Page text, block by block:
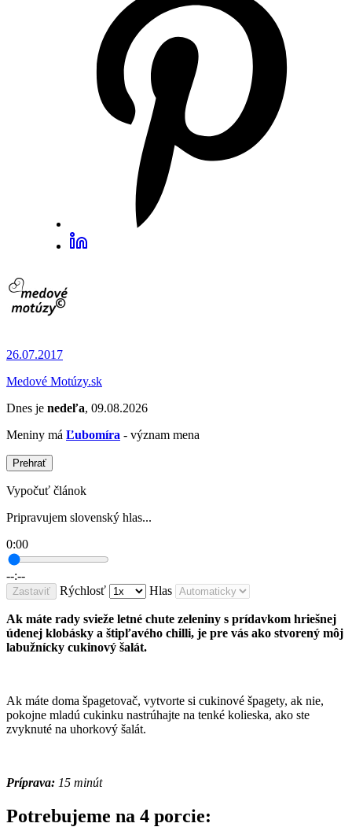
26.07.2017
Medové Motúzy.sk
Dnes je nedeľa, 09.08.2026
Meniny má Ľubomíra - význam mena
Prehrať
Vypočuť článok
Pripravujem slovenský hlas...
0:00
--:--
Zastaviť Rýchlosť Hlas
Ak máte rady svieže letné chute zeleniny s prídavkom hriešnej
údenej klobásky a štipľavého chilli, je pre vás ako stvorený môj
labužnícky cukinový šalát.
Ak máte doma špagetovač, vytvorte si cukinové špagety, ak nie,
pokojne mladú cukinku nastrúhajte na tenké kolieska, ako ste
zvyknuté na uhorkový šalát.
Príprava: 15 minút
Potrebujeme na 4 porcie: